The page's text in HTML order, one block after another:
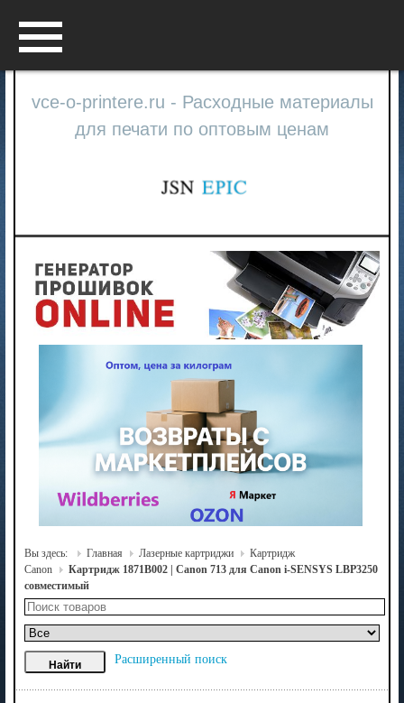
vce-o-printere.ru - Расходные материалы
для печати по оптовым ценам
Вы здесь: Главная Лазерные картриджи
Картридж
Canon
Картридж 1871B002 | Canon 713 для Canon i-SENSYS LBP3250
совместимый
Расширенный поиск